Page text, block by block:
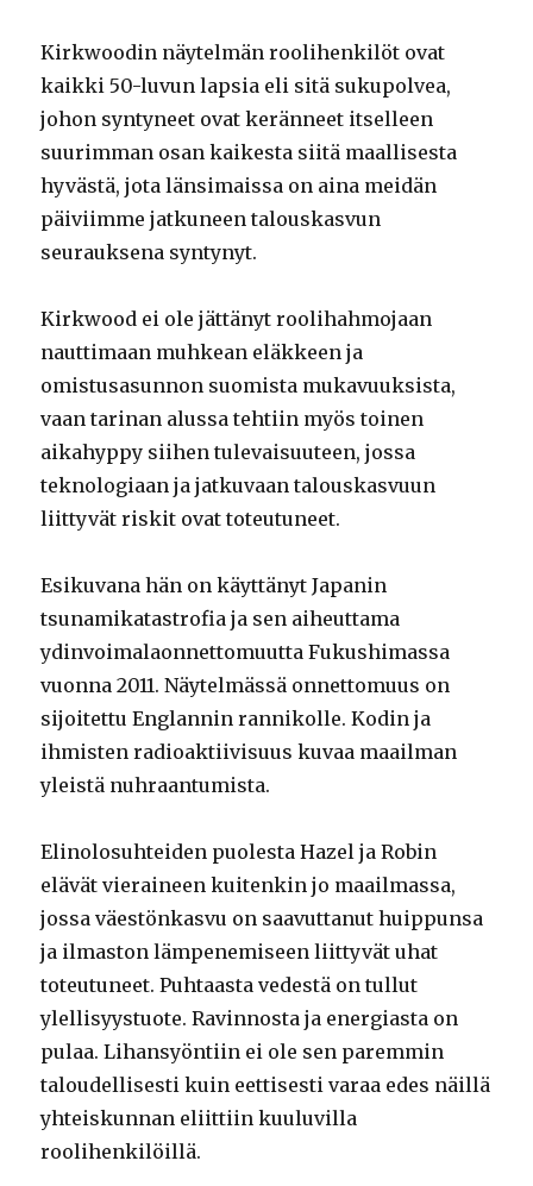
Kirkwoodin näytelmän roolihenkilöt ovat
kaikki 50-luvun lapsia eli sitä sukupolvea,
johon syntyneet ovat keränneet itselleen
suurimman osan kaikesta siitä maallisesta
hyvästä, jota länsimaissa on aina meidän
päiviimme jatkuneen talouskasvun
seurauksena syntynyt.
Kirkwood ei ole jättänyt roolihahmojaan
nauttimaan muhkean eläkkeen ja
omistusasunnon suomista mukavuuksista,
vaan tarinan alussa tehtiin myös toinen
aikahyppy siihen tulevaisuuteen, jossa
teknologiaan ja jatkuvaan talouskasvuun
liittyvät riskit ovat toteutuneet.
Esikuvana hän on käyttänyt Japanin
tsunamikatastrofia ja sen aiheuttama
ydinvoimalaonnettomuutta Fukushimassa
vuonna 2011. Näytelmässä onnettomuus on
sijoitettu Englannin rannikolle. Kodin ja
ihmisten radioaktiivisuus kuvaa maailman
yleistä nuhraantumista.
Elinolosuhteiden puolesta Hazel ja Robin
elävät vieraineen kuitenkin jo maailmassa,
jossa väestönkasvu on saavuttanut huippunsa
ja ilmaston lämpenemiseen liittyvät uhat
toteutuneet. Puhtaasta vedestä on tullut
ylellisyystuote. Ravinnosta ja energiasta on
pulaa. Lihansyöntiin ei ole sen paremmin
taloudellisesti kuin eettisesti varaa edes näillä
yhteiskunnan eliittiin kuuluvilla
roolihenkilöillä.